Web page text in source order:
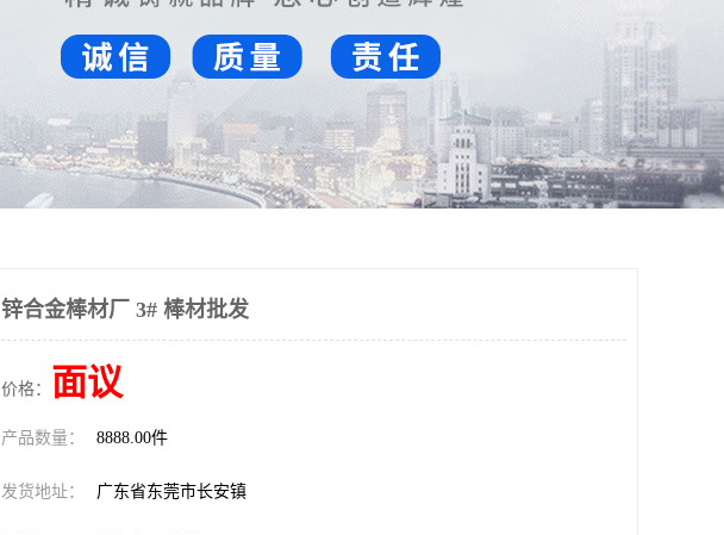
锌合金棒材厂 3# 棒材批发
价格： 面议
产品数量： 8888.00件
发货地址： 广东省东莞市长安镇